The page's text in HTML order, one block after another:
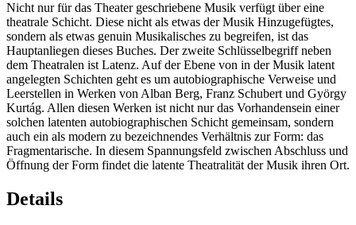
Nicht nur für das Theater geschriebene Musik verfügt über eine
theatrale Schicht. Diese nicht als etwas der Musik Hinzugefügtes,
sondern als etwas genuin Musikalisches zu begreifen, ist das
Hauptanliegen dieses Buches. Der zweite Schlüsselbegriff neben
dem Theatralen ist Latenz. Auf der Ebene von in der Musik latent
angelegten Schichten geht es um autobiographische Verweise und
Leerstellen in Werken von Alban Berg, Franz Schubert und György
Kurtág. Allen diesen Werken ist nicht nur das Vorhandensein einer
solchen latenten autobiographischen Schicht gemeinsam, sondern
auch ein als modern zu bezeichnendes Verhältnis zur Form: das
Fragmentarische. In diesem Spannungsfeld zwischen Abschluss und
Öffnung der Form findet die latente Theatralität der Musik ihren Ort.
Details